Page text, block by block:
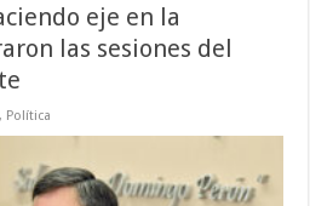
eje en la
las sesiones del
, Política